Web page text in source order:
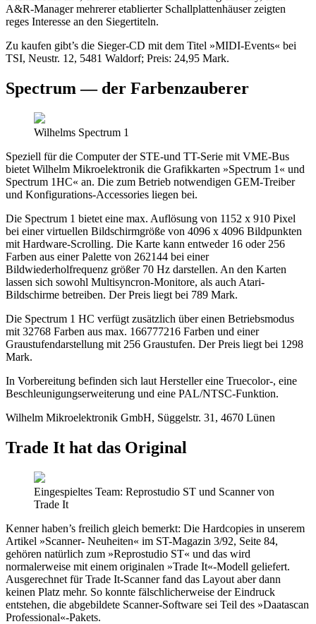
A&R-Manager mehrerer etablierter Schallplattenhäuser zeigten
reges Interesse an den Siegertiteln.
Zu kaufen gibt’s die Sieger-CD mit dem Titel »MIDI-Events« bei
TSI, Neustr. 12, 5481 Waldorf; Preis: 24,95 Mark.
Spectrum — der Farbenzauberer
Wilhelms Spectrum 1
Speziell für die Computer der STE-und TT-Serie mit VME-Bus
bietet Wilhelm Mikroelektronik die Grafikkarten »Spectrum 1« und
Spectrum 1HC« an. Die zum Betrieb notwendigen GEM-Treiber
und Konfigurations-Accessories liegen bei.
Die Spectrum 1 bietet eine max. Auflösung von 1152 x 910 Pixel
bei einer virtuellen Bildschirmgröße von 4096 x 4096 Bildpunkten
mit Hardware-Scrolling. Die Karte kann entweder 16 oder 256
Farben aus einer Palette von 262144 bei einer
Bildwiederholfrequenz größer 70 Hz darstellen. An den Karten
lassen sich sowohl Multisyncron-Monitore, als auch Atari-
Bildschirme betreiben. Der Preis liegt bei 789 Mark.
Die Spectrum 1 HC verfügt zusätzlich über einen Betriebsmodus
mit 32768 Farben aus max. 166777216 Farben und einer
Graustufendarstellung mit 256 Graustufen. Der Preis liegt bei 1298
Mark.
In Vorbereitung befinden sich laut Hersteller eine Truecolor-, eine
Beschleunigungserweiterung und eine PAL/NTSC-Funktion.
Wilhelm Mikroelektronik GmbH, Süggelstr. 31, 4670 Lünen
Trade It hat das Original
Eingespieltes Team: Reprostudio ST und Scanner von
Trade It
Kenner haben’s freilich gleich bemerkt: Die Hardcopies in unserem
Artikel »Scanner- Neuheiten« im ST-Magazin 3/92, Seite 84,
gehören natürlich zum »Reprostudio ST« und das wird
normalerweise mit einem originalen »Trade It«-Modell geliefert.
Ausgerechnet für Trade It-Scanner fand das Layout aber dann
keinen Platz mehr. So konnte fälschlicherweise der Eindruck
entstehen, die abgebildete Scanner-Software sei Teil des »Daatascan
Professional«-Pakets.